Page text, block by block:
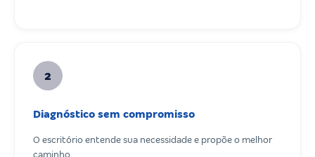
2
Diagnóstico sem compromisso
O escritório entende sua necessidade e propõe o melhor
caminho.